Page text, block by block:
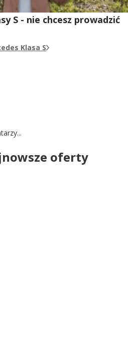
S - nie chcesz prowadzić
Klasa S
oferty